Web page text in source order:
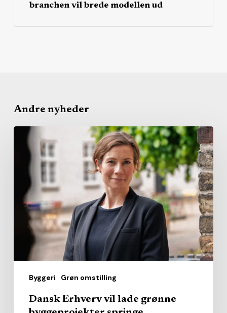
branchen vil brede modellen ud
Andre nyheder
Byggeri Grøn omstilling
Dansk
Erhverv
grønne
byggeprojekter
springe
kommunernes
Dansk Erhverv vil lade grønne